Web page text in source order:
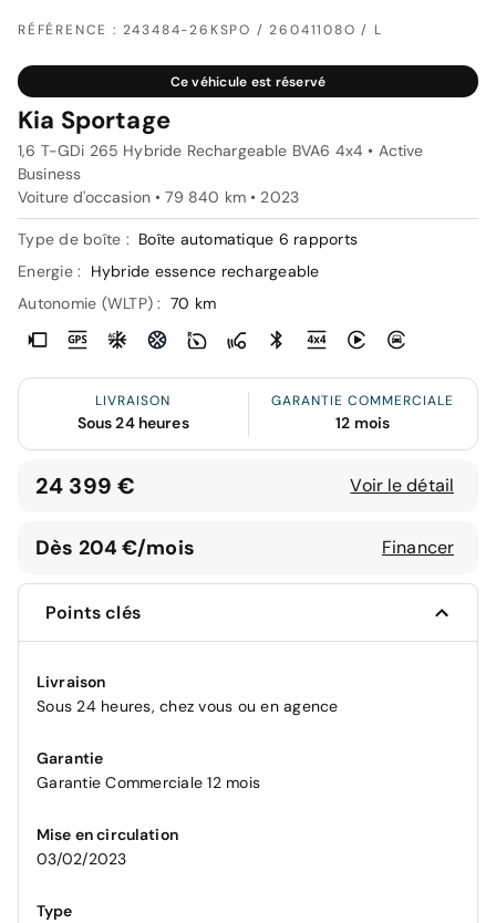
RÉFÉRENCE : 243484-26KSPO / 26041108O / L
Ce véhicule est réservé
Kia Sportage
1,6 T-GDi 265 Hybride Rechargeable BVA6 4x4 • Active
Business
Voiture d'occasion • 79 840 km • 2023
Type de boîte : Boîte automatique 6 rapports
Energie :
Hybride essence rechargeable
Autonomie (WLTP) : 70 km
LIVRAISON
Sous 24 heures
GARANTIE COMMERCIALE
12 mois
24 399 € Voir le détail
Dès 204 €/mois Financer
Points clés
Livraison
Sous 24 heures, chez vous ou en agence
Garantie
Garantie Commerciale 12 mois
Mise en circulation
03/02/2023
Type